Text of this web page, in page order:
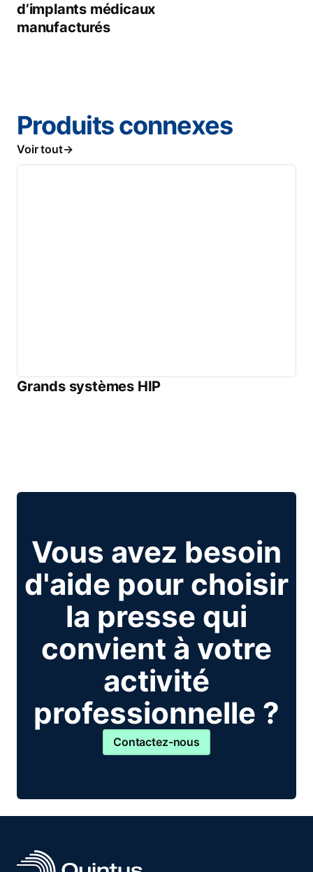
d’implants médicaux
manufacturés
Produits connexes
Voir tout
Grands systèmes HIP
Vous avez besoin
d'aide pour choisir
la presse qui
convient à votre
activité
professionnelle ?
Contactez-nous